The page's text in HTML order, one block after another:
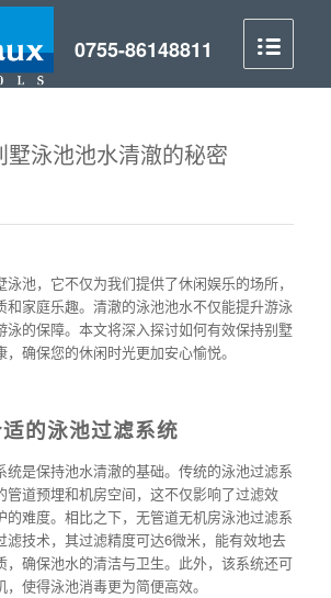
墅泳池池水清澈的秘密
池，它不仅为我们提供了休闲娱乐的场所，
和家庭乐趣。清澈的泳池池水不仅能提升游泳
泳的保障。本文将深入探讨如何有效保持别墅
确保您的休闲时光更加安心愉悦。
的泳池过滤系统
统是保持池水清澈的基础。传统的泳池过滤系
管道预埋和机房空间，这不仅影响了过滤效
的难度。相比之下，无管道无机房泳池过滤系
滤技术，其过滤精度可达6微米，能有效地去
，确保池水的清洁与卫生。此外，该系统还可
使得泳池消毒更为简便高效。